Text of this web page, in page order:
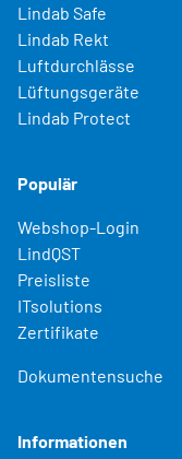
Lindab Safe
Lindab Rekt
Luftdurchlässe
Lüftungsgeräte
Lindab Protect
Populär
Webshop-Login
LindQST
Preisliste
ITsolutions
Zertifikate
Dokumentensuche
Informationen